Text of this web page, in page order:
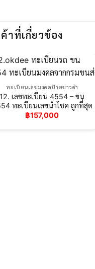
าที่เกี่ยวข้อง
ทะเบียนเลขมงคลป้ายขาวดำ
12. เลขทะเบียน 4554 – ขน
ทะเบียนเลขนำโชค ถูกที่สุด
฿157,000